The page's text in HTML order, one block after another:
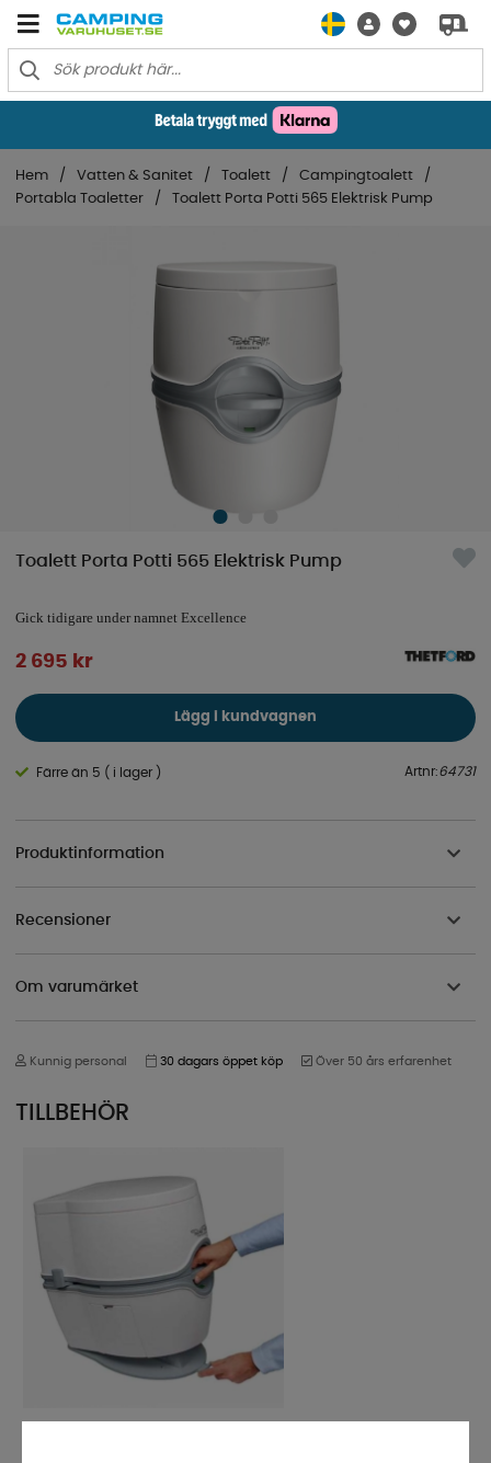
Hem Vatten & Sanitet Toalett
Campingtoalett
Portabla Toaletter
Toalett Porta Potti 565 Elektrisk Pump
Toalett Porta Potti 565 Elektrisk Pump
Gick tidigare under namnet Excellence
2 695 kr
Lägg i kundvagnen
Färre än 5 ( i lager ) Artnr:64731
Produktinformation
Recensioner
Om varumärket
Kunnig personal 30 dagars öppet köp Över 50 års erfarenhet
TILLBEHÖR